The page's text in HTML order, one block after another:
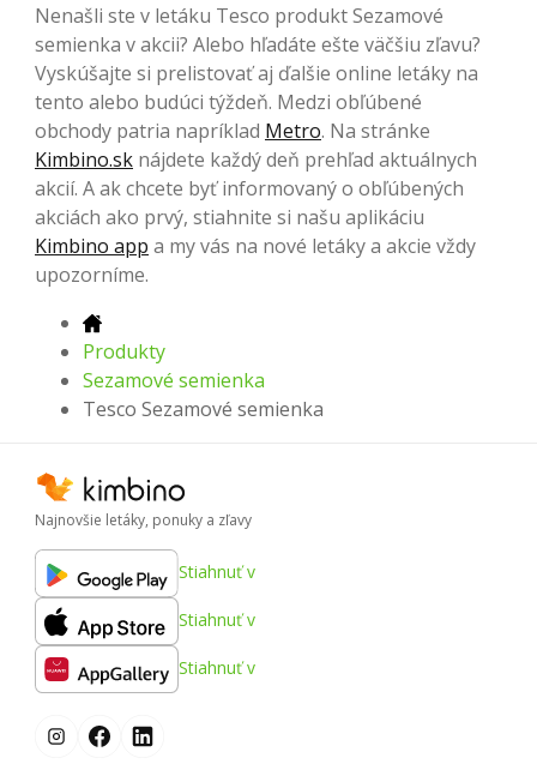
Nenašli ste v letáku Tesco produkt Sezamové
semienka v akcii? Alebo hľadáte ešte väčšiu zľavu?
Vyskúšajte si prelistovať aj ďalšie online letáky na
tento alebo budúci týždeň. Medzi obľúbené
obchody patria napríklad Metro. Na stránke
Kimbino.sk nájdete každý deň prehľad aktuálnych
akcií. A ak chcete byť informovaný o obľúbených
akciách ako prvý, stiahnite si našu aplikáciu
Kimbino app a my vás na nové letáky a akcie vždy
upozorníme.
Produkty
Sezamové semienka
Tesco Sezamové semienka
Najnovšie letáky, ponuky a zľavy
Stiahnuť v
Stiahnuť v
Stiahnuť v